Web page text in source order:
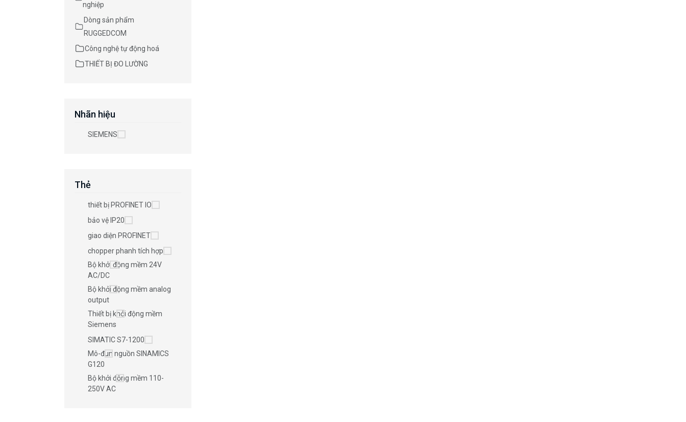
nghiệp
Dòng sản phẩm
RUGGEDCOM
Công nghệ tự động hoá
THIẾT BỊ ĐO LƯỜNG
Nhãn hiệu
SIEMENS
Thẻ
thiết bị PROFINET IO
bảo vệ IP20
giao diện PROFINET
chopper phanh tích hợp
Bộ khởi động mềm 24V
AC/DC
Bộ khởi động mềm analog
output
Thiết bị khởi động mềm
Siemens
SIMATIC S7-1200
Mô-đun nguồn SINAMICS
G120
Bộ khởi động mềm 110-
250V AC